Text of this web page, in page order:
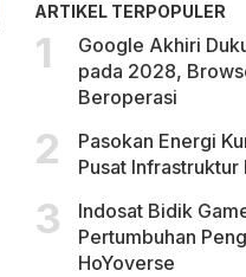
ARTIKEL TERPOPULER
Google Akhiri
pada 2028,
Beroperasi
Pasokan Energi
Pusat Infrastruktur
Indosat Bidik
Pertumbuhan
HoYoverse